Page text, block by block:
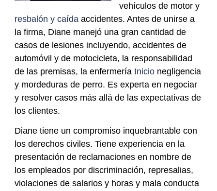
vehículos de motor y
resbalón y caída accidentes. Antes de unirse a
la firma, Diane manejó una gran cantidad de
casos de lesiones incluyendo, accidentes de
automóvil y de motocicleta, la responsabilidad
de las premisas, la enfermería Inicio negligencia
y mordeduras de perro. Es experta en negociar
y resolver casos más allá de las expectativas de
los clientes.
Diane tiene un compromiso inquebrantable con
los derechos civiles. Tiene experiencia en la
presentación de reclamaciones en nombre de
los empleados por discriminación, represalias,
violaciones de salarios y horas y mala conducta